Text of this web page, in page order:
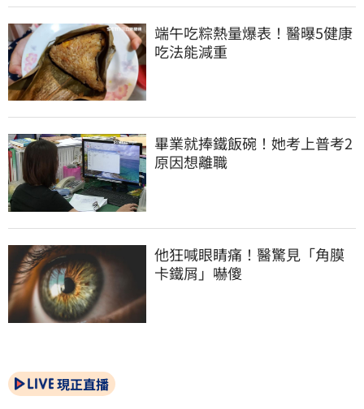
端午吃粽熱量爆表！醫曝5健康
吃法能減重
畢業就捧鐵飯碗！她考上普考2
原因想離職
他狂喊眼睛痛！醫驚見「角膜
卡鐵屑」嚇傻
現正直播